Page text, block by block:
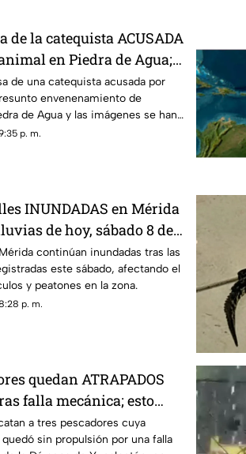
de la catequista ACUSADA
en Piedra de Agua;
de una catequista acusada por
envenenamiento de
de Agua y las imágenes se han
p. m.
INUNDADAS en Mérida
de hoy, sábado 8 de
continúan inundadas tras las
este sábado, afectando el
y peatones en la zona.
p. m.
quedan ATRAPADOS
falla mecánica; esto
a tres pescadores cuya
sin propulsión por una falla